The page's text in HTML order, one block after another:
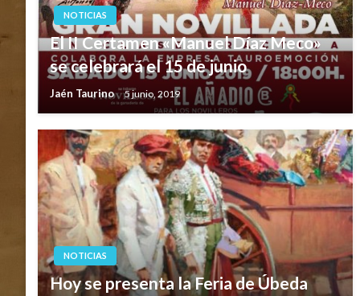
NOTICIAS
El II Certamen «Manuel Díaz Meco»
se celebrará el 15 de junio
Jaén Taurino 5 junio, 2019
NOTICIAS
Hoy se presenta la Feria de Úbeda